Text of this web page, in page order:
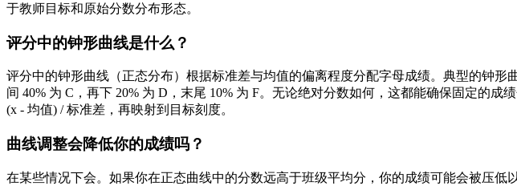
于教师目标和原始分数分布形态。
评分中的钟形曲线是什么？
评分中的钟形曲线（正态分布）根据标准差与均值的偏离程度分配字母成绩。典型的钟形
间 40% 为 C，再下 20% 为 D，末尾 10% 为 F。无论绝对分数如何，这都能确保固定的成
(x - 均值) / 标准差，再映射到目标刻度。
曲线调整会降低你的成绩吗？
在某些情况下会。如果你在正态曲线中的分数远高于班级平均分，你的成绩可能会被压低